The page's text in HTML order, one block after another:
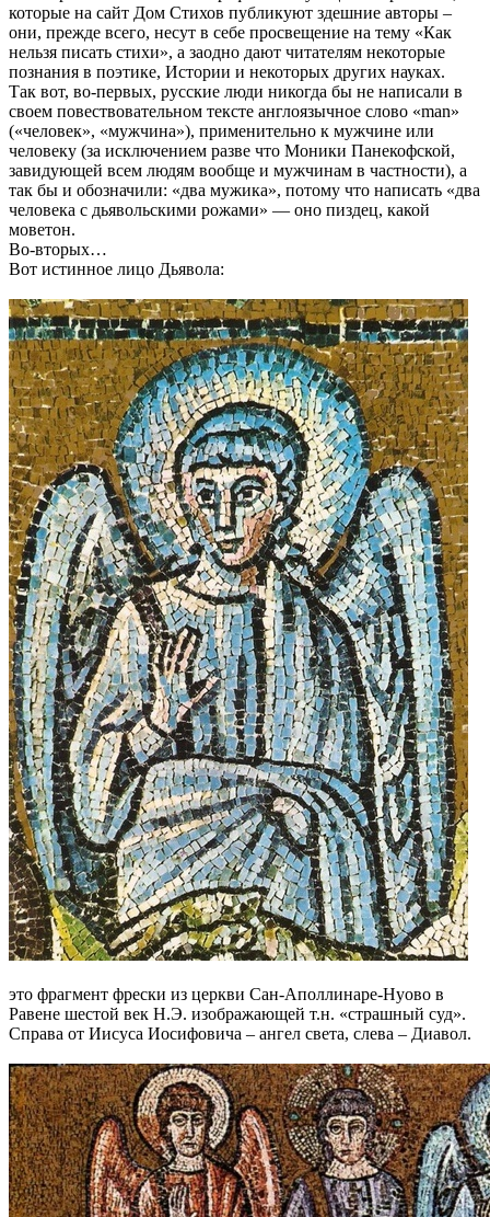
которые на сайт Дом Стихов публикуют здешние авторы –
они, прежде всего, несут в себе просвещение на тему «Как
нельзя писать стихи», а заодно дают читателям некоторые
познания в поэтике, Истории и некоторых других науках.
Так вот, во-первых, русские люди никогда бы не написали в
своем повествовательном тексте англоязычное слово «man»
(«человек», «мужчина»), применительно к мужчине или
человеку (за исключением разве что Моники Панекофской,
завидующей всем людям вообще и мужчинам в частности), а
так бы и обозначили: «два мужика», потому что написать «два
человека с дьявольскими рожами» — оно пиздец, какой
моветон.
Во-вторых…
Вот истинное лицо Дьявола:
это фрагмент фрески из церкви Сан-Аполлинаре-Нуово в
Равене шестой век Н.Э. изображающей т.н. «страшный суд».
Справа от Иисуса Иосифовича – ангел света, слева – Диавол.